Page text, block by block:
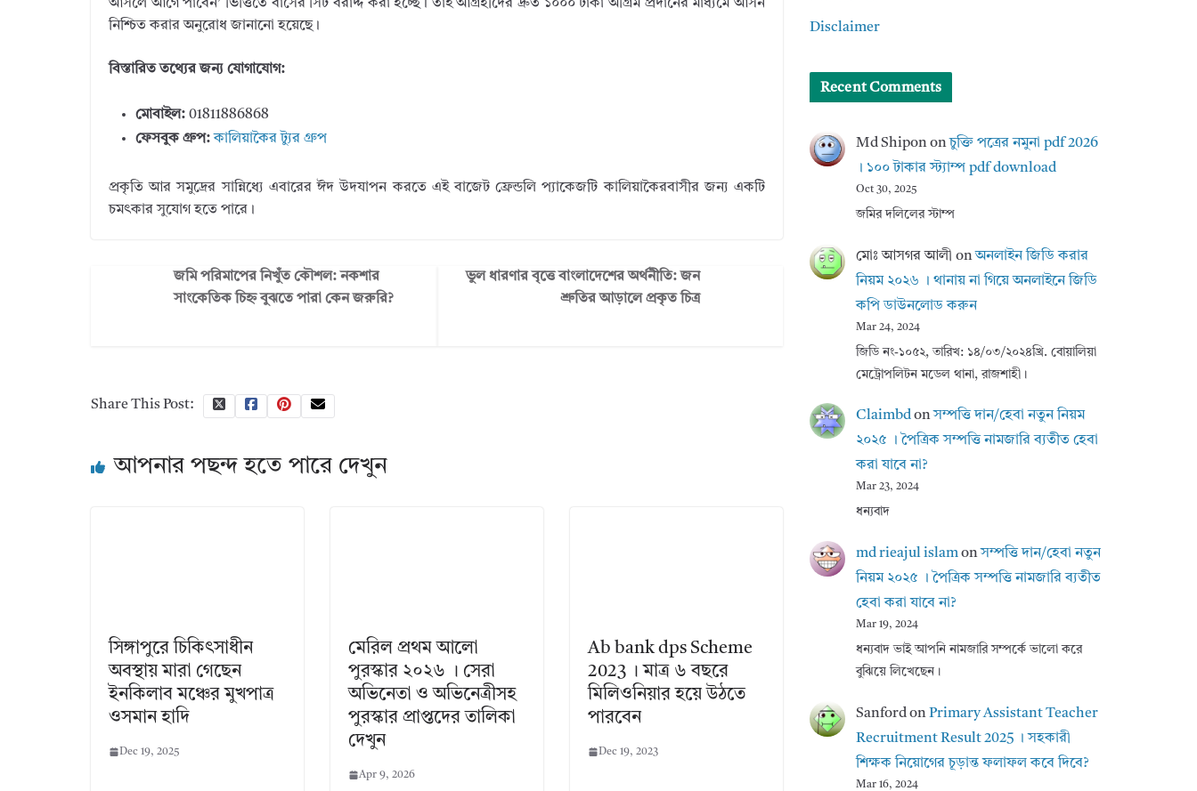
আসলে আগে পাবেন’ ভিত্তিতে বাসের সিট বরাদ্দ করা হচ্ছে। তাই আগ্রহীদের দ্রুত ১০০০ টাকা অগ্রিম প্রদানের মাধ্যমে আসন
নিশ্চিত করার অনুরোধ জানানো হয়েছে।
বিস্তারিত তথ্যের জন্য যোগাযোগ:
মোবাইল: 01811886868
ফেসবুক গ্রুপ: কালিয়াকৈর ট্যুর গ্রুপ
প্রকৃতি আর সমুদ্রের সান্নিধ্যে এবারের ঈদ উদযাপন করতে এই বাজেট ফ্রেন্ডলি প্যাকেজটি কালিয়াকৈরবাসীর জন্য একটি
চমৎকার সুযোগ হতে পারে।
জমি পরিমাপের নিখুঁত কৌশল: নকশার
সাংকেতিক চিহ্ন বুঝতে পারা কেন জরুরি?
ভুল ধারণার বৃত্তে বাংলাদেশের অর্থনীতি: জন
শ্রুতির আড়ালে প্রকৃত চিত্র
Share This Post:
আপনার পছন্দ হতে পারে দেখুন
সিঙ্গাপুরে চিকিৎসাধীন
অবস্থায় মারা গেছেন
ইনকিলাব মঞ্চের মুখপাত্র
ওসমান হাদি
Dec 19, 2025
মেরিল প্রথম আলো
পুরস্কার ২০২৬ । সেরা
অভিনেতা ও অভিনেত্রীসহ
পুরস্কার প্রাপ্তদের তালিকা
দেখুন
Apr 9, 2026
Ab bank dps Scheme
2023 । মাত্র ৬ বছরে
মিলিওনিয়ার হয়ে উঠতে
পারবেন
Dec 19, 2023
Disclaimer
Recent Comments
Md Shipononচুক্তি পত্রের নমুনা pdf 2026
। ১০০ টাকার স্ট্যাম্প pdf download
Oct 30, 2025
জমির দলিলের স্টাম্প
মোঃ আসগর আলী onঅনলাইন জিডি করার
নিয়ম ২০২৬ । থানায় না গিয়ে অনলাইনে জিডি
কপি ডাউনলোড করুন
Mar 24, 2024
জিডি নং-১০৫২, তারিখ: ১৪/০৩/২০২৪খ্রি. বোয়ালিয়া
মেট্রোপলিটন মডেল থানা, রাজশাহী।
Claimbdonসম্পত্তি দান/হেবা নতুন নিয়ম
২০২৫ । পৈত্রিক সম্পত্তি নামজারি ব্যতীত হেবা
করা যাবে না?
Mar 23, 2024
ধন্যবাদ
md rieajul islamonসম্পত্তি দান/হেবা নতুন
নিয়ম ২০২৫ । পৈত্রিক সম্পত্তি নামজারি ব্যতীত
হেবা করা যাবে না?
Mar 19, 2024
ধন্যবাদ ভাই আপনি নামজারি সম্পর্কে ভালো করে
বুঝিয়ে লিখেছেন।
SanfordonPrimary Assistant Teacher
Recruitment Result 2025 । সহকারী
শিক্ষক নিয়োগের চূড়ান্ত ফলাফল কবে দিবে?
Mar 16, 2024